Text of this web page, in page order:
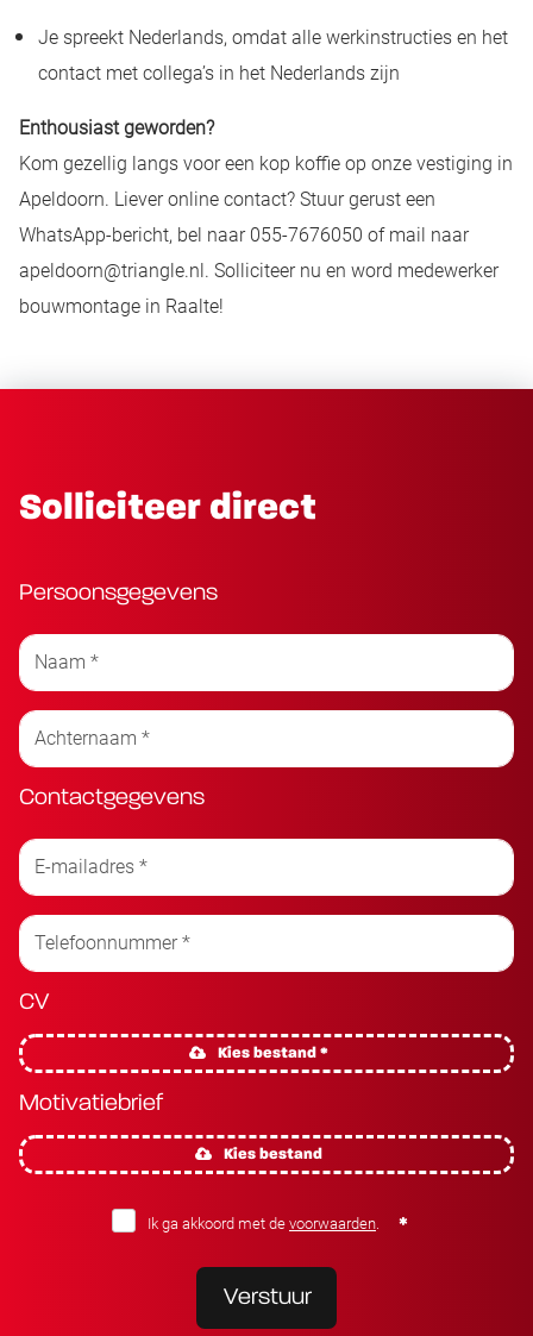
Je spreekt Nederlands, omdat alle werkinstructies en het
contact met collega’s in het Nederlands zijn
Enthousiast geworden?
Kom gezellig langs voor een kop koffie op onze vestiging in
Apeldoorn. Liever online contact? Stuur gerust een
WhatsApp-bericht, bel naar 055-7676050 of mail naar
apeldoorn@triangle.nl. Solliciteer nu en word medewerker
bouwmontage in Raalte!
Solliciteer direct
Persoonsgegevens
Contactgegevens
CV
Kies bestand *
Motivatiebrief
Kies bestand
Ik ga akkoord met de voorwaarden
Verstuur